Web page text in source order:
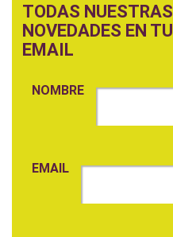
TODAS NUESTRAS
NOVEDADES EN TU
EMAIL
NOMBRE
EMAIL